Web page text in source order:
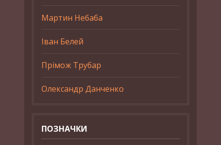
Мартин Небаба
Іван Белей
Прімож Трубар
Олександр Данченко
ПОЗНАЧКИ